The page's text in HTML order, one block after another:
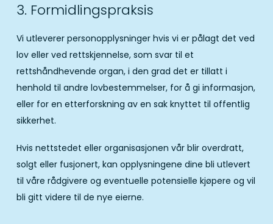
3. Formidlingspraksis
Vi utleverer personopplysninger hvis vi er pålagt det ved
lov eller ved rettskjennelse, som svar til et
rettshåndhevende organ, i den grad det er tillatt i
henhold til andre lovbestemmelser, for å gi informasjon,
eller for en etterforskning av en sak knyttet til offentlig
sikkerhet.
Hvis nettstedet eller organisasjonen vår blir overdratt,
solgt eller fusjonert, kan opplysningene dine bli utlevert
til våre rådgivere og eventuelle potensielle kjøpere og vil
bli gitt videre til de nye eierne.